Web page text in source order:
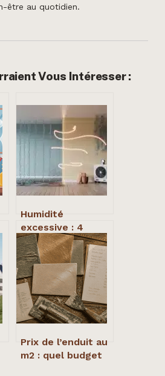
être au quotidien.
Vous Intéresser :
Humidité
excessive : 4
signes d’alerte et
nos solutions
naturelles pour
assainir votre
intérieur
Prix de l’enduit au
m2 : quel budget